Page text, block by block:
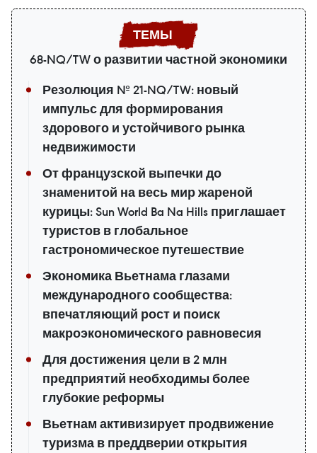
68-NQ/TW о развитии частной экономики
Резолюция № 21-NQ/TW: новый
импульс для формирования
здорового и устойчивого рынка
недвижимости
От французской выпечки до
знаменитой на весь мир жареной
курицы: Sun World Ba Na Hills приглашает
туристов в глобальное
гастрономическое путешествие
Экономика Вьетнама глазами
международного сообщества:
впечатляющий рост и поиск
макроэкономического равновесия
Для достижения цели в 2 млн
предприятий необходимы более
глубокие реформы
Вьетнам активизирует продвижение
туризма в преддверии открытия